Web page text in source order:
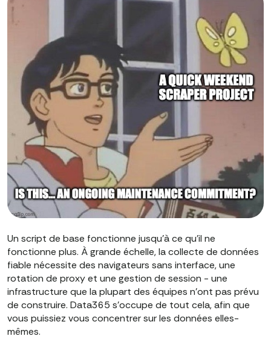
Un script de base fonctionne jusqu'à ce qu'il ne
fonctionne plus. À grande échelle, la collecte de données
fiable nécessite des navigateurs sans interface, une
rotation de proxy et une gestion de session - une
infrastructure que la plupart des équipes n'ont pas prévu
de construire. Data365 s'occupe de tout cela, afin que
vous puissiez vous concentrer sur les données elles-
mêmes.